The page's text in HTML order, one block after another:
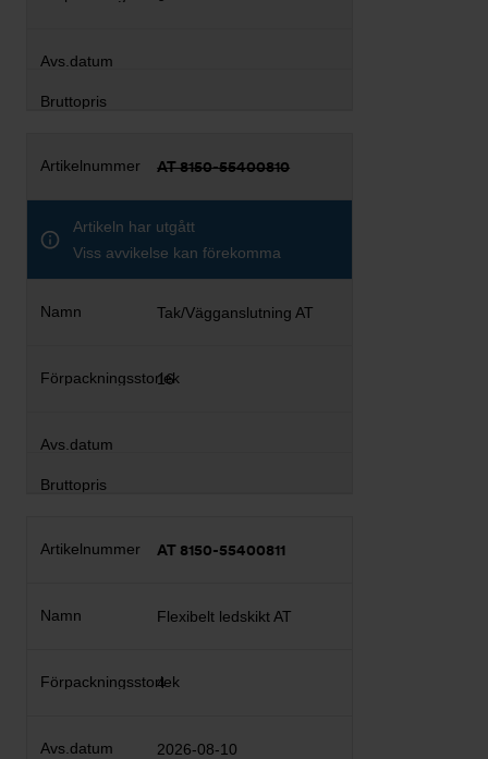
AT 8150-55400810
Artikeln har utgått
Viss avvikelse kan förekomma
Tak/Vägganslutning AT
16
AT 8150-55400811
Flexibelt ledskikt AT
4
2026-08-10